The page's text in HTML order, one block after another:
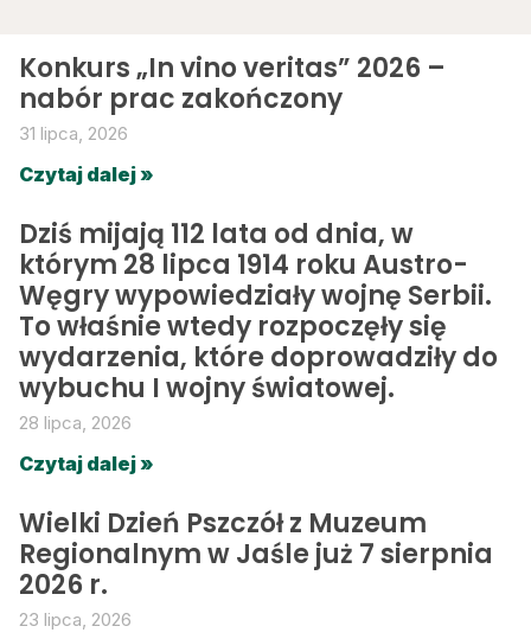
Konkurs „In vino veritas” 2026 –
nabór prac zakończony
31 lipca, 2026
Czytaj dalej »
Dziś mijają 112 lata od dnia, w
którym 28 lipca 1914 roku Austro-
Węgry wypowiedziały wojnę Serbii.
To właśnie wtedy rozpoczęły się
wydarzenia, które doprowadziły do
wybuchu I wojny światowej.
28 lipca, 2026
Czytaj dalej »
Wielki Dzień Pszczół z Muzeum
Regionalnym w Jaśle już 7 sierpnia
2026 r.
23 lipca, 2026